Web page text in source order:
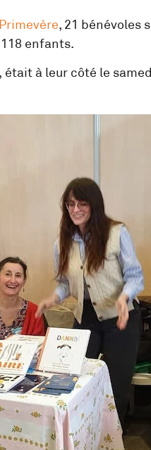
, 21 bénévoles
enfants.
, était à leur côté le